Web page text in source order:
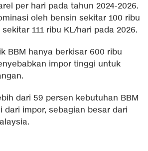
per hari pada tahun 2024-2026.
oleh bensin sekitar 100 ribu
111 ribu KL/hari pada 2026.
BBM hanya berkisar 600 ribu
impor tinggi untuk
dari 59 persen kebutuhan BBM
dari impor, sebagian besar dari